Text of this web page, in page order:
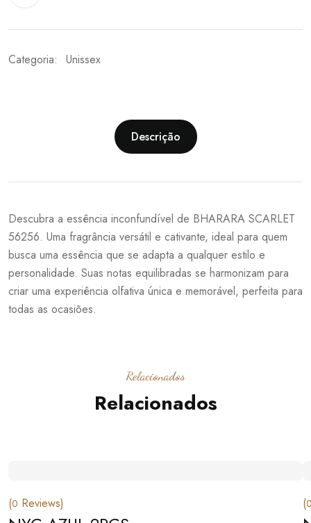
Categoria: Unissex
Descrição
Descubra a essência inconfundível de BHARARA SCARLET
56256. Uma fragrância versátil e cativante, ideal para quem
busca uma essência que se adapta a qualquer estilo e
personalidade. Suas notas equilibradas se harmonizam para
criar uma experiência olfativa única e memorável, perfeita para
todas as ocasiões.
Relacionados
Relacionados
(0 Reviews) (